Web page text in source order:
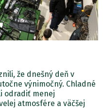
že dnešný deň v
výnimočný. Chladné
odradiť menej
atmosfére a väčšej